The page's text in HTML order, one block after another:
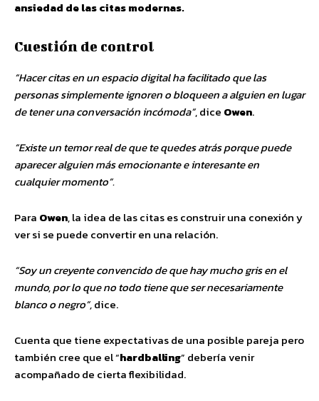
ansiedad de las citas modernas.
Cuestión de control
“Hacer citas en un espacio digital ha facilitado que las
personas simplemente ignoren o bloqueen a alguien en lugar
de tener una conversación incómoda”, dice Owen.
“Existe un temor real de que te quedes atrás porque puede
aparecer alguien más emocionante e interesante en
cualquier momento”.
Para Owen, la idea de las citas es construir una conexión y
ver si se puede convertir en una relación.
“Soy un creyente convencido de que hay mucho gris en el
mundo, por lo que no todo tiene que ser necesariamente
blanco o negro”,dice.
Cuenta que tiene expectativas de una posible pareja pero
también cree que el “hardballing” debería venir
acompañado de cierta flexibilidad.